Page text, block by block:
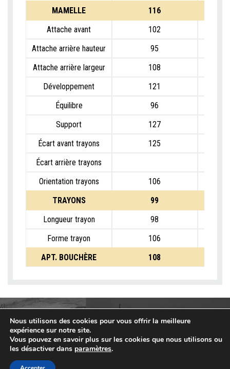
MAMELLE
116
Attache avant
102
Attache arrière hauteur
95
Attache arrière largeur
108
Développement
121
Équilibre
96
Support
127
Écart avant trayons
125
Écart arrière trayons
Orientation trayons
106
TRAYONS
99
Longueur trayon
98
Forme trayon
106
APT. BOUCHÈRE
108
Nous utilisons des cookies pour vous offrir la meilleure
expérience sur notre site.
Vous pouvez en savoir plus sur les cookies que nous utilisons ou
les désactiver dans paramètres.